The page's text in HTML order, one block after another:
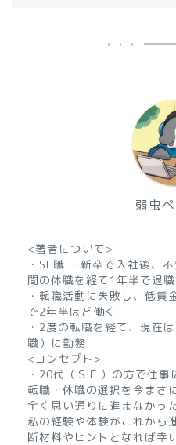
弱虫
<著者について>
・SE職 ・新卒で入社後、
間の休職を経て1年半で退職
・転職活動に失敗し、低賃
で2年半ほど働く
・2度の転職を経て、現在
職）に勤務
<コンセプト>
・20代（ＳＥ）の方で仕事
転職・休職の選択を今まさ
全く思い通りに進まなかっ
私の経験や体験がこれから
断材料やヒントとなれば幸